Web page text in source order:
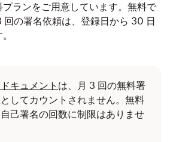
プランをご用意しています。無料で
回の署名依頼は、登録日から 30 日
キュメント は、月 3 回の無料署
してカウントされません。無料
己署名の回数に制限はありませ